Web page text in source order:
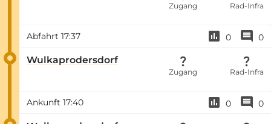
Zugang Rad-Infra
Abfahrt 17:37 0 0
Wulkaprodersdorf
Zugang Rad-Infra
Ankunft 17:40 0 0